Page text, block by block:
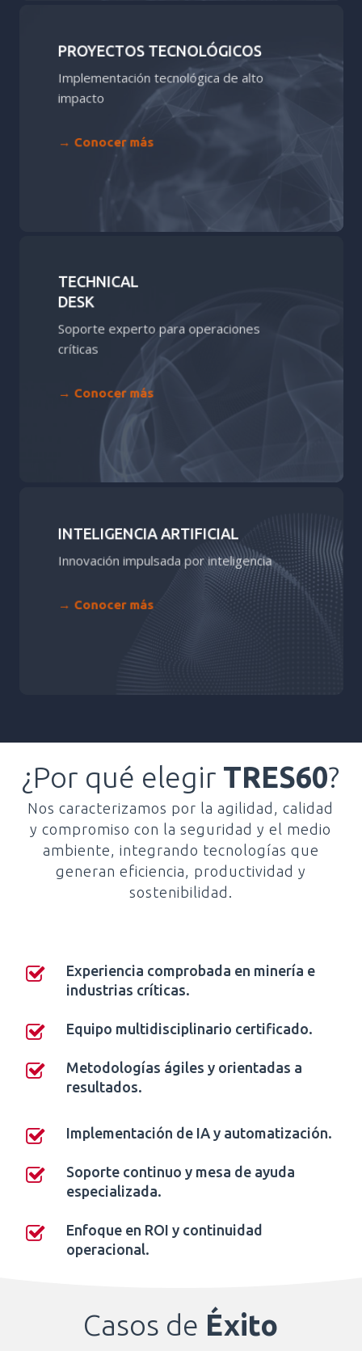
PROYECTOS TECNOLÓGICOS
Implementación tecnológica de alto
impacto
→ Conocer más
TECHNICAL
DESK
Soporte experto para operaciones
críticas
→ Conocer más
INTELIGENCIA ARTIFICIAL
Innovación impulsada por inteligencia
→ Conocer más
¿Por qué elegir TRES60?
Nos caracterizamos por la agilidad, calidad
y compromiso con la seguridad y el medio
ambiente, integrando tecnologías que
generan eficiencia, productividad y
sostenibilidad.
Experiencia comprobada en minería e
industrias críticas.
Equipo multidisciplinario certificado.
Metodologías ágiles y orientadas a
resultados.
Implementación de IA y automatización.
Soporte continuo y mesa de ayuda
especializada.
Enfoque en ROI y continuidad
operacional.
Casos de Éxito